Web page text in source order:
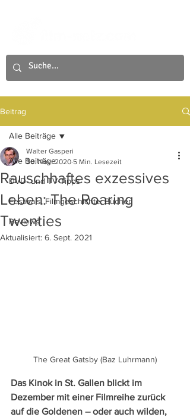
Beitrag
Alle Beiträge
DVD- und TV-Tipps
Festivals, Filmgeschichte, Bücher
Reviews
Alle Beiträge
Rauschhaftes exzessives
Leben: The Roaring
Twenties
Walter Gasperi
30. Nov. 2020 5 Min. Lesezeit
Aktualisiert: 6. Sept. 2021
The Great Gatsby (Baz Luhrmann)
Das Kinok in St. Gallen blickt im
Dezember mit einer Filmreihe zurück
auf die Goldenen – oder auch wilden,